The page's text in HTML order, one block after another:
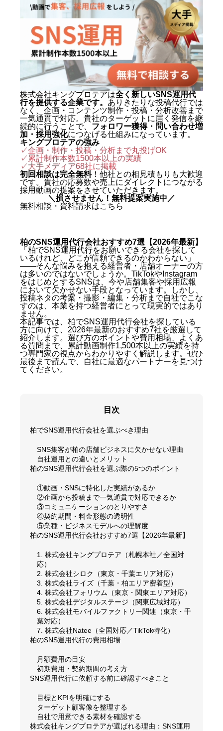
株式会社キングプロテアは全く新しいSNS運用代
行を提供する企業です。 ありきたりな投稿代行では
なく、企画・コンテンツ制作・投稿・分析改善まで
一気通貫で対応。貴社のターゲットに届く発信を継
続的に行うことで、 フォロワー獲得・問い合わせ増
加・採用強化につなげる仕組みになっています。
キングプロテアの強み
✓企画・制作・投稿・分析まで丸投げOK
✓累計制作本数1500本以上の実績
✓大手メディア68社に掲載
初回相談は完全無料！他社との相見積もりも大歓迎
です。貴社の応募数や売上にダイレクトにつながる
採用動画の提案をさせていただきます。
＼損させません！無料提案実施中／
無料相談・資料請求はこちら
柏のSNS運用代行会社おすすめ7選【2026年最新】
「柏でSNS運用代行をお願いできる会社を探して
いるけれど、どこが信頼できるのかわからない」
——そんな悩みを抱える経営者・店舗オーナーの方
は多いのではないでしょうか。TikTokやInstagram
をはじめとするSNSは、今や店舗集客や採用広報
において欠かせない手段となっています。しかし、
投稿ネタの考案・撮影・編集・分析まで自社でこな
すのは、本業を持つ経営者にとって現実的ではあり
ません。
本記事では、柏でSNS運用代行会社を探している
方に向けて、2026年最新のおすすめ7社を厳選して
紹介します。選び方のポイントや費用相場、よくあ
る質問まで、累計動画制作1,500本以上の実績を持
つ専門家の視点からわかりやすく解説します。ぜひ
最後まで読んで、自社に最適なパートナーを見つけ
てください。
目次
柏でSNS運用代行会社を選ぶべき理由
SNS集客が柏の店舗ビジネスに欠かせない理由
自社運用との違いとメリット
柏のSNS運用代行会社を選ぶ際の5つのポイント
①動画・SNSに特化した実績があるか
②企画から投稿まで一気通貫で対応できるか
③コミュニケーションのとりやすさ
④契約期間・料金形態の透明性
⑤業種・ビジネスモデルへの理解度
柏のSNS運用代行会社おすすめ7選【2026年最新】
1. 株式会社キングプロテア（札幌本社／全国対
応）
2. 株式会社シロク（東京・千葉エリア対応）
3. 株式会社ライズ（千葉・柏エリア密着型）
4. 株式会社フォリウム（東京・関東エリア対応）
5. 株式会社デジタルステージ（関東広域対応）
6. 株式会社モバイルファクトリー関連（東京・千
葉対応）
7. 株式会社Natee（全国対応／TikTok特化）
柏のSNS運用代行の費用相場
月額費用の目安
初期費用・契約期間の考え方
SNS運用代行に依頼する前に確認すべきこと
目標とKPIを明確にする
ターゲット顧客像を整理する
自社で用意できる素材を確認する
株式会社キングプロテアが選ばれる理由：SNS運用